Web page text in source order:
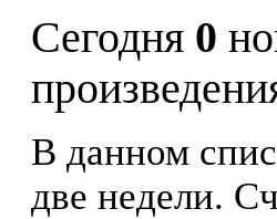
Сегодня 0
В данном
две недели.